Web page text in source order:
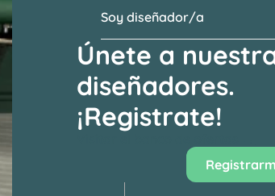
Soy diseñador/a
Únete a
diseñadores.
¡Registrate!